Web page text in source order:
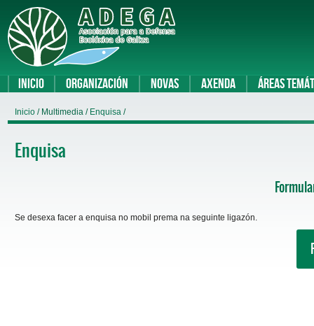
Inicio Organización Novas Axenda Áreas
Inicio / Multimedia / Enquisa /
Enquisa
Se desexa facer a enquisa no mobil prema na seguinte ligazón.